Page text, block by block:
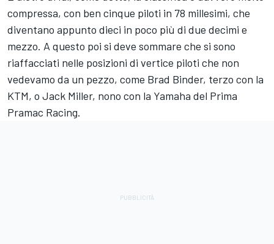
compressa, con ben cinque piloti in 78 millesimi, che
diventano appunto dieci in poco più di due decimi e
mezzo. A questo poi si deve sommare che si sono
riaffacciati nelle posizioni di vertice piloti che non
vedevamo da un pezzo, come Brad Binder, terzo con la
KTM, o Jack Miller, nono con la Yamaha del Prima
Pramac Racing.